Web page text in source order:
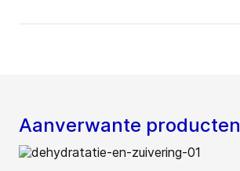
Aanverwante producten